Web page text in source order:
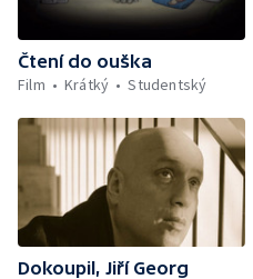
Čtení do ouška
Film
Krátký Studentský
Dokoupil, Jiří Georg